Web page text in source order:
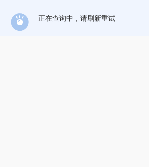
正在查询中，请刷新重试